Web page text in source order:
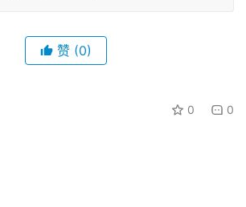
赞 (0)
0 0